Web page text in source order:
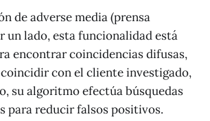
de adverse media (prensa
un lado, esta funcionalidad está
encontrar coincidencias difusas,
con el cliente investigado,
su algoritmo efectúa búsquedas
para reducir falsos positivos.